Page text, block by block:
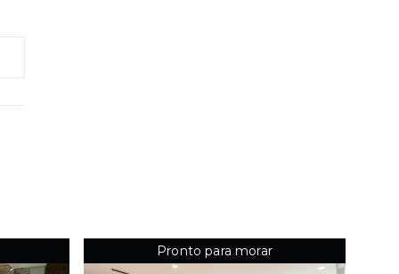
Pronto para morar